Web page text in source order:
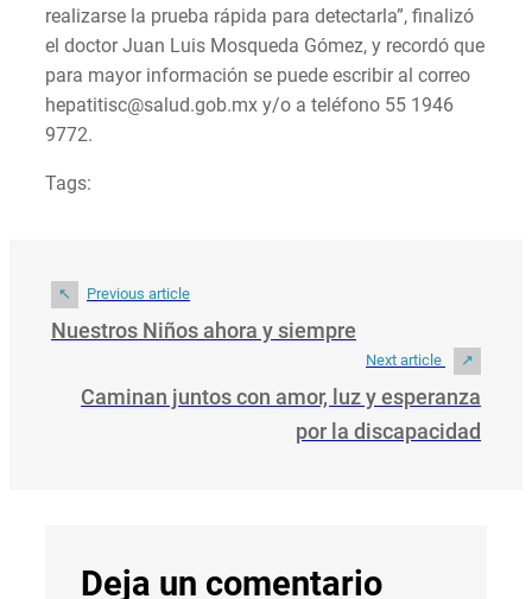
realizarse la prueba rápida para detectarla”, finalizó
el doctor Juan Luis Mosqueda Gómez, y recordó que
para mayor información se puede escribir al correo
hepatitisc@salud.gob.mx y/o a teléfono 55 1946
9772.
Tags:
Previous article
Nuestros Niños ahora y siempre
Next article
Caminan juntos con amor, luz y esperanza
por la discapacidad
Deja un comentario